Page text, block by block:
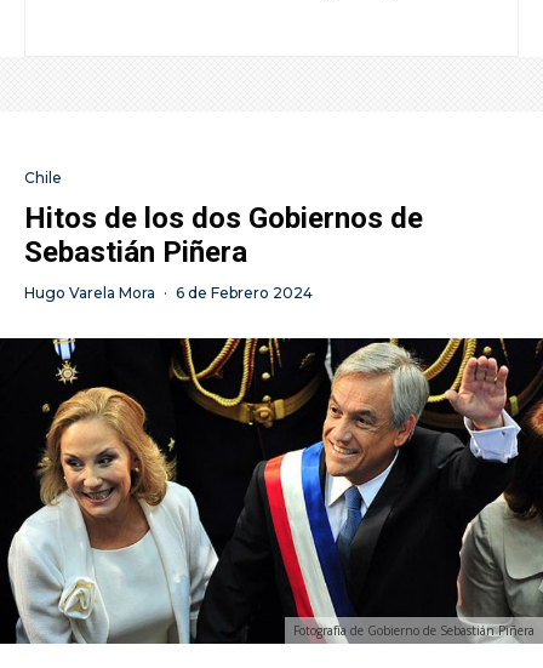
Chile
Hitos de los dos Gobiernos de
Sebastián Piñera
Hugo Varela Mora · 6 de Febrero 2024
Fotografía de Gobierno de Sebastián Piñera